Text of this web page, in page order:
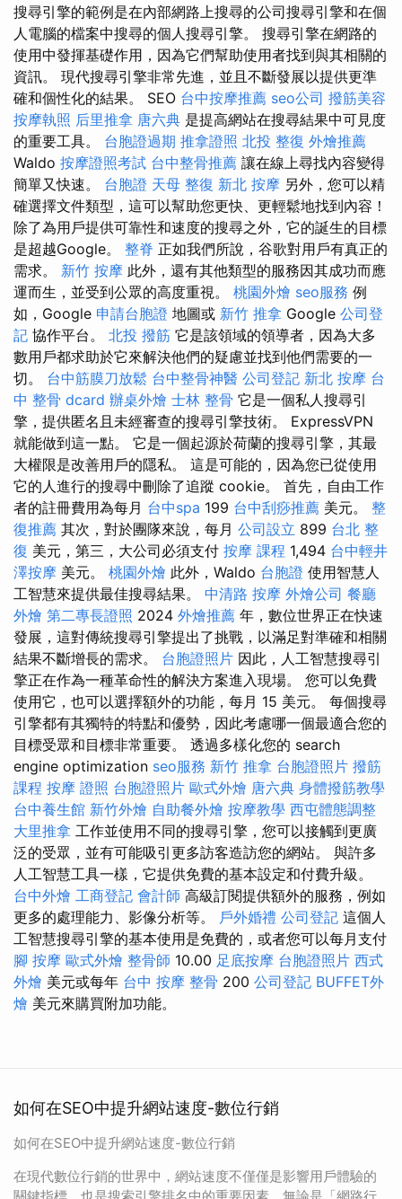
搜尋引擎的範例是在內部網路上搜尋的公司搜尋引擎和在個
人電腦的檔案中搜尋的個人搜尋引擎。 搜尋引擎在網路的
使用中發揮基礎作用，因為它們幫助使用者找到與其相關的
資訊。 現代搜尋引擎非常先進，並且不斷發展以提供更準
確和個性化的結果。 SEO 台中按摩推薦 seo公司 撥筋美容
按摩執照 后里推拿 唐六典 是提高網站在搜尋結果中可見度
的重要工具。 台胞證過期 推拿證照 北投 整復 外燴推薦
Waldo 按摩證照考試 台中整骨推薦 讓在線上尋找內容變得
簡單又快速。 台胞證 天母 整復 新北 按摩 另外，您可以精
確選擇文件類型，這可以幫助您更快、更輕鬆地找到內容！
除了為用戶提供可靠性和速度的搜尋之外，它的誕生的目標
是超越Google。 整脊 正如我們所說，谷歌對用戶有真正的
需求。 新竹 按摩 此外，還有其他類型的服務因其成功而應
運而生，並受到公眾的高度重視。 桃園外燴 seo服務 例
如，Google 申請台胞證 地圖或 新竹 推拿 Google 公司登
記 協作平台。 北投 撥筋 它是該領域的領導者，因為大多
數用戶都求助於它來解決他們的疑慮並找到他們需要的一
切。 台中筋膜刀放鬆 台中整骨神醫 公司登記 新北 按摩 台
中 整骨 dcard 辦桌外燴 士林 整骨 它是一個私人搜尋引
擎，提供匿名且未經審查的搜尋引擎技術。 ExpressVPN
就能做到這一點。 它是一個起源於荷蘭的搜尋引擎，其最
大權限是改善用戶的隱私。 這是可能的，因為您已從使用
它的人進行的搜尋中刪除了追蹤 cookie。 首先，自由工作
者的註冊費用為每月 台中spa 199 台中刮痧推薦 美元。 整
復推薦 其次，對於團隊來說，每月 公司設立 899 台北 整
復 美元，第三，大公司必須支付 按摩 課程 1,494 台中輕井
澤按摩 美元。 桃園外燴 此外，Waldo 台胞證 使用智慧人
工智慧來提供最佳搜尋結果。 中清路 按摩 外燴公司 餐廳
外燴 第二專長證照 2024 外燴推薦 年，數位世界正在快速
發展，這對傳統搜尋引擎提出了挑戰，以滿足對準確和相關
結果不斷增長的需求。 台胞證照片 因此，人工智慧搜尋引
擎正在作為一種革命性的解決方案進入現場。 您可以免費
使用它，也可以選擇額外的功能，每月 15 美元。 每個搜尋
引擎都有其獨特的特點和優勢，因此考慮哪一個最適合您的
目標受眾和目標非常重要。 透過多樣化您的 search
engine optimization seo服務 新竹 推拿 台胞證照片 撥筋
課程 按摩 證照 台胞證照片 歐式外燴 唐六典 身體撥筋教學
台中養生館 新竹外燴 自助餐外燴 按摩教學 西屯體態調整
大里推拿 工作並使用不同的搜尋引擎，您可以接觸到更廣
泛的受眾，並有可能吸引更多訪客造訪您的網站。 與許多
人工智慧工具一樣，它提供免費的基本設定和付費升級。
台中外燴 工商登記 會計師 高級訂閱提供額外的服務，例如
更多的處理能力、影像分析等。 戶外婚禮 公司登記 這個人
工智慧搜尋引擎的基本使用是免費的，或者您可以每月支付
腳 按摩 歐式外燴 整骨師 10.00 足底按摩 台胞證照片 西式
外燴 美元或每年 台中 按摩 整骨 200 公司登記 BUFFET外
燴 美元來購買附加功能。
如何在SEO中提升網站速度-數位行銷
如何在SEO中提升網站速度-數位行銷
在現代數位行銷的世界中，網站速度不僅僅是影響用戶體驗的